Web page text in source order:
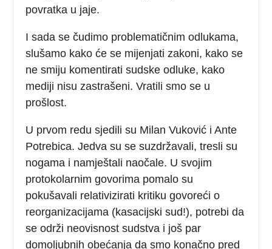
povratka u jaje.
I sada se čudimo problematičnim odlukama,
slušamo kako će se mijenjati zakoni, kako se
ne smiju komentirati sudske odluke, kako
mediji nisu zastrašeni. Vratili smo se u
prošlost.
U prvom redu sjedili su Milan Vuković i Ante
Potrebica. Jedva su se suzdržavali, tresli su
nogama i namještali naočale. U svojim
protokolarnim govorima pomalo su
pokušavali relativizirati kritiku govoreći o
reorganizacijama (kasacijski sud!), potrebi da
se održi neovisnost sudstva i još par
domoljubnih obećanja da smo konačno pred